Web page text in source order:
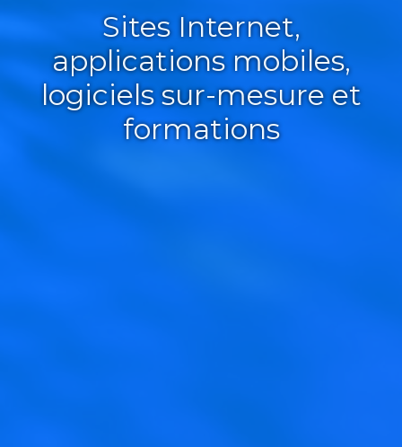
Sites Internet,
applications mobiles,
logiciels sur-mesure et
formations